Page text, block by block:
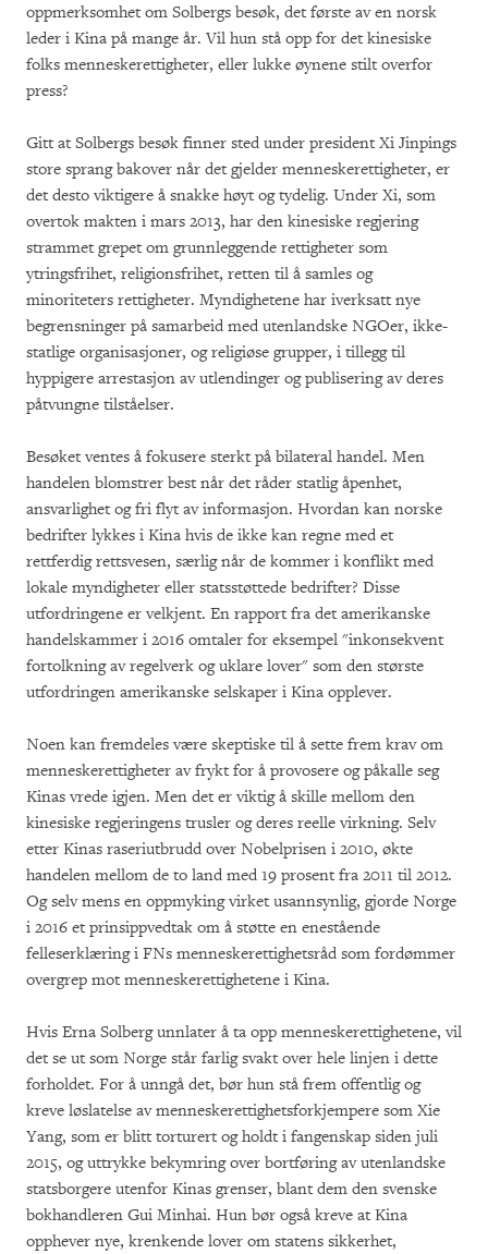
oppmerksomhet om Solbergs besøk, det første av en norsk
leder i Kina på mange år. Vil hun stå opp for det kinesiske
folks menneskerettigheter, eller lukke øynene stilt overfor
press?
Gitt at Solbergs besøk finner sted under president Xi Jinpings
store sprang bakover når det gjelder menneskerettigheter, er
det desto viktigere å snakke høyt og tydelig. Under Xi, som
overtok makten i mars 2013, har den kinesiske regjering
strammet grepet om grunnleggende rettigheter som
ytringsfrihet, religionsfrihet, retten til å samles og
minoriteters rettigheter. Myndighetene har iverksatt nye
begrensninger på samarbeid med utenlandske NGOer, ikke-
statlige organisasjoner, og religiøse grupper, i tillegg til
hyppigere arrestasjon av utlendinger og publisering av deres
påtvungne tilståelser.
Besøket ventes å fokusere sterkt på bilateral handel. Men
handelen blomstrer best når det råder statlig åpenhet,
ansvarlighet og fri flyt av informasjon. Hvordan kan norske
bedrifter lykkes i Kina hvis de ikke kan regne med et
rettferdig rettsvesen, særlig når de kommer i konflikt med
lokale myndigheter eller statsstøttede bedrifter? Disse
utfordringene er velkjent. En rapport fra det amerikanske
handelskammer i 2016 omtaler for eksempel "inkonsekvent
fortolkning av regelverk og uklare lover" som den største
utfordringen amerikanske selskaper i Kina opplever.
Noen kan fremdeles være skeptiske til å sette frem krav om
menneskerettigheter av frykt for å provosere og påkalle seg
Kinas vrede igjen. Men det er viktig å skille mellom den
kinesiske regjeringens trusler og deres reelle virkning. Selv
etter Kinas raseriutbrudd over Nobelprisen i 2010, økte
handelen mellom de to land med 19 prosent fra 2011 til 2012.
Og selv mens en oppmyking virket usannsynlig, gjorde Norge
i 2016 et prinsippvedtak om å støtte en enestående
felleserklæring i FNs menneskerettighetsråd som fordømmer
overgrep mot menneskerettighetene i Kina.
Hvis Erna Solberg unnlater å ta opp menneskerettighetene, vil
det se ut som Norge står farlig svakt over hele linjen i dette
forholdet. For å unngå det, bør hun stå frem offentlig og
kreve løslatelse av menneskerettighetsforkjempere som Xie
Yang, som er blitt torturert og holdt i fangenskap siden juli
2015, og uttrykke bekymring over bortføring av utenlandske
statsborgere utenfor Kinas grenser, blant dem den svenske
bokhandleren Gui Minhai. Hun bør også kreve at Kina
opphever nye, krenkende lover om statens sikkerhet,